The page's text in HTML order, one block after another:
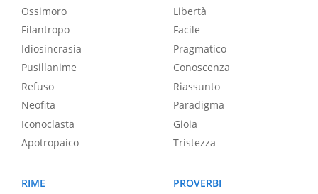
Ossimoro
Filantropo
Idiosincrasia
Pusillanime
Refuso
Neofita
Iconoclasta
Apotropaico
Libertà
Facile
Pragmatico
Conoscenza
Riassunto
Paradigma
Gioia
Tristezza
RIME
PROVERBI